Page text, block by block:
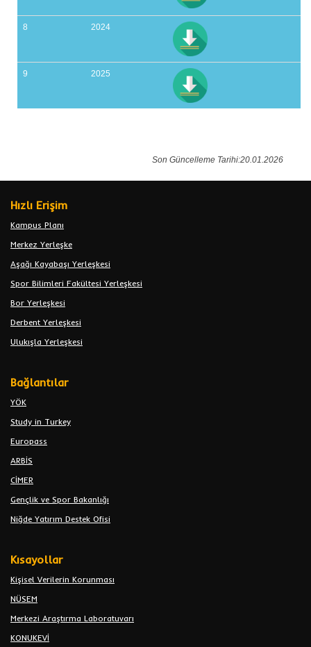
8 2024
9 2025
Son Güncelleme Tarihi:20.01.2026
Hızlı Erişim
Kampus Planı
Merkez Yerleşke
Aşağı Kayabaşı Yerleşkesi
Spor Bilimleri Fakültesi Yerleşkesi
Bor Yerleşkesi
Derbent Yerleşkesi
Ulukışla Yerleşkesi
Bağlantılar
YÖK
Study in Turkey
Europass
ARBİS
CİMER
Gençlik ve Spor Bakanlığı
Niğde Yatırım Destek Ofisi
Kısayollar
Kişisel Verilerin Korunması
NÜSEM
Merkezi Araştırma Laboratuvarı
KONUKEVİ